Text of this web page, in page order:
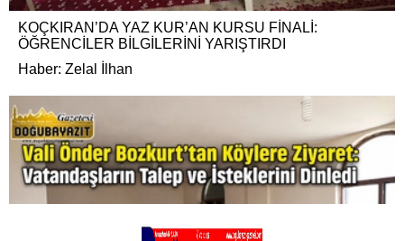
KOÇKIRAN’DA YAZ KUR’AN KURSU FİNALİ:
ÖĞRENCİLER BİLGİLERİNİ YARIŞTIRDI
Haber: Zelal İlhan